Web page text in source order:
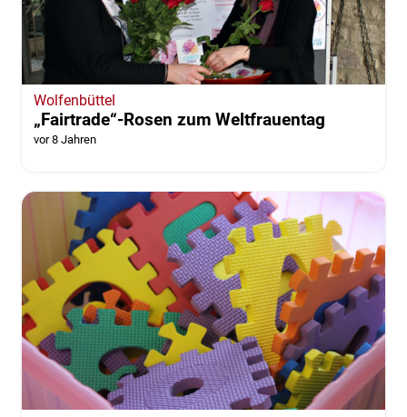
Wolfenbüttel
„Fairtrade“-Rosen zum Weltfrauentag
vor 8 Jahren